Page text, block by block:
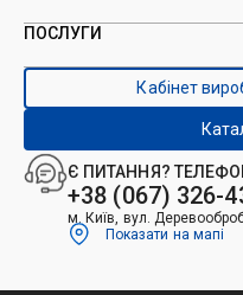
Є ПИТАННЯ?
+38 (067) 326-
м. Київ, вул.
Показати на мапі
Про нас
Каталоги
Контакти
ПОСЛУГИ
Виробництво ущільнень
Виробництво гідроциліндрів
Ремонт гідроциліндрів
Ремонт і виготовлення РВТ
Ремонт техніки
Гідрофікація авто
Кабінет